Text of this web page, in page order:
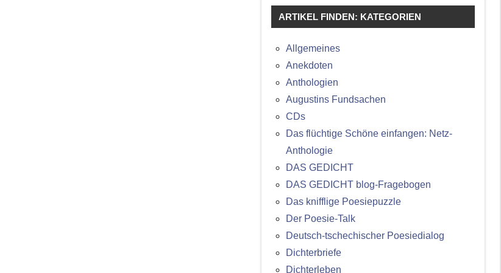
ARTIKEL FINDEN: KATEGORIEN
Allgemeines
Anekdoten
Anthologien
Augustins Fundsachen
CDs
Das flüchtige Schöne einfangen: Netz-
Anthologie
DAS GEDICHT
DAS GEDICHT blog-Fragebogen
Das knifflige Poesiepuzzle
Der Poesie-Talk
Deutsch-tschechischer Poesiedialog
Dichterbriefe
Dichterleben